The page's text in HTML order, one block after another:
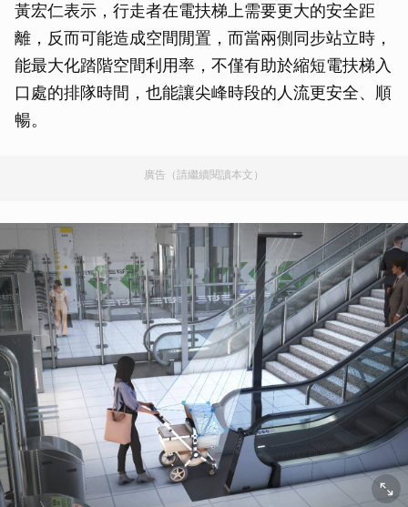
黃宏仁表示，行走者在電扶梯上需要更大的安全距
離，反而可能造成空間閒置，而當兩側同步站立時，
能最大化踏階空間利用率，不僅有助於縮短電扶梯入
口處的排隊時間，也能讓尖峰時段的人流更安全、順
暢。
廣告（請繼續閱讀本文）